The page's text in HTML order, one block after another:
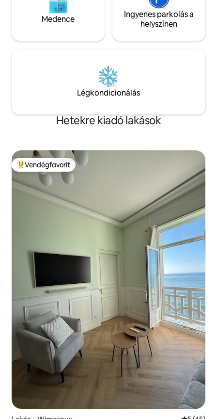
Medence
Ingyenes parkolás a
helyszínen
Légkondicionálás
Hetekre kiadó lakások
Kiemelt vendégfavorit
Vendégfavorit